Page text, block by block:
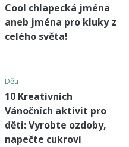
Cool chlapecká jména
aneb jména pro kluky z
celého světa!
Děti
10 Kreativních
Vánočních aktivit pro
děti: Vyrobte ozdoby,
napečte cukroví